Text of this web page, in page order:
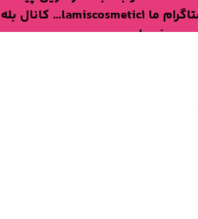
09038127254 یا دایرکت اینستاگرام ما lamiscosmetic1… کانال بله